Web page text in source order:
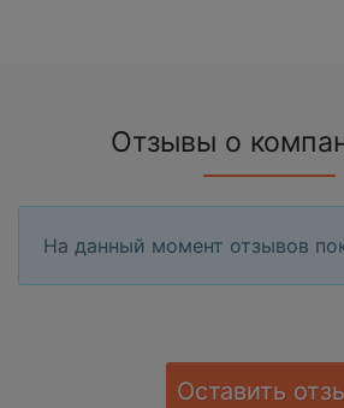
Отзывы о
На данный момент отзывов
Оставить